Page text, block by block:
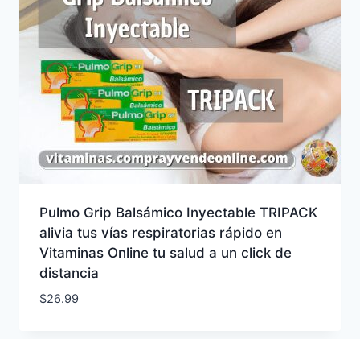
Pulmo Grip Balsámico Inyectable TRIPACK
alivia tus vías respiratorias rápido en
Vitaminas Online tu salud a un click de
distancia
$26.99